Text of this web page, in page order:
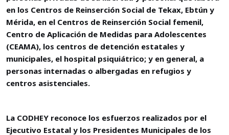
en los Centros de Reinserción Social de Tekax, Ebtún y
Mérida, en el Centros de Reinserción Social femenil,
Centro de Aplicación de Medidas para Adolescentes
(CEAMA), los centros de detención estatales y
municipales, el hospital psiquiátrico; y en general, a
personas internadas o albergadas en refugios y
centros asistenciales.
La CODHEY reconoce los esfuerzos realizados por el
Ejecutivo Estatal y los Presidentes Municipales de los